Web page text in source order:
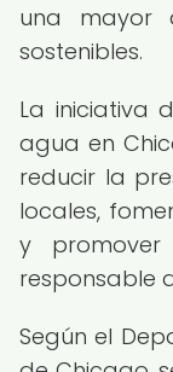
una mayor
sostenibles.
La iniciativa
agua en
reducir la
locales,
y
responsable
Según el